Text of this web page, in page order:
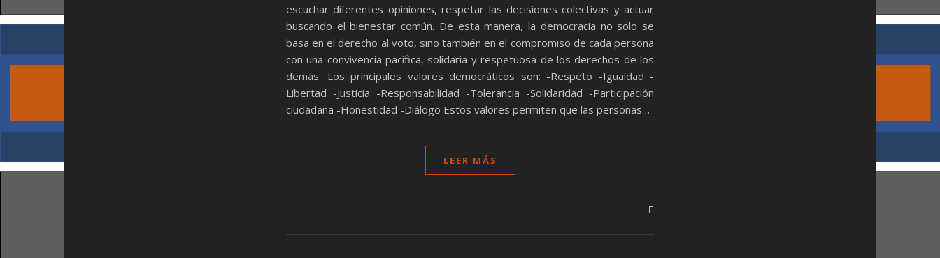
escuchar diferentes opiniones, respetar las decisiones colectivas y actuar
buscando el bienestar común. De esta manera, la democracia no solo se
basa en el derecho al voto, sino también en el compromiso de cada persona
con una convivencia pacífica, solidaria y respetuosa de los derechos de los
demás. Los principales valores democráticos son: -Respeto -Igualdad -
Libertad -Justicia -Responsabilidad -Tolerancia -Solidaridad -Participación
ciudadana -Honestidad -Diálogo Estos valores permiten que las personas…
LEER MÁS